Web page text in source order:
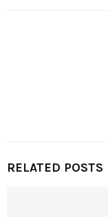
RELATED POSTS